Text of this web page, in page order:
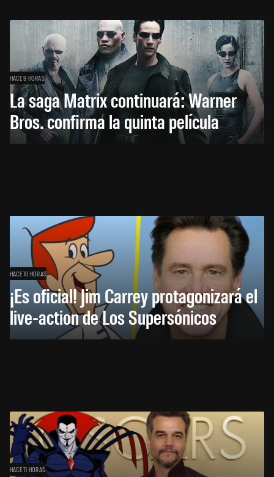
HACE 9 HORAS
La saga Matrix continuará: Warner
Bros. confirma la quinta película
HACE 10 HORAS
¡Es oficial! Jim Carrey protagonizará el
live-action de Los Supersónicos
HACE 11 HORAS